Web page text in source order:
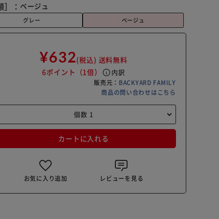
］： ベージュ
グレー ベージュ
¥632(税込) 送料無料
6ポイント （1倍） info 内訳
販売元： BACKYARD FAMILY
商品の問い合わせはこちら
カートに入れる
お気に入り追加 レビューを見る